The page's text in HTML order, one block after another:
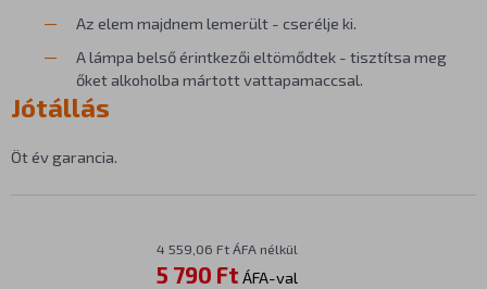
Az elem majdnem lemerült - cserélje ki.
A lámpa belső érintkezői eltömődtek - tisztítsa meg
őket alkoholba mártott vattapamaccsal.
Jótállás
Öt év garancia.
4 559,06 Ft ÁFA nélkül
5 790 Ft ÁFA-val